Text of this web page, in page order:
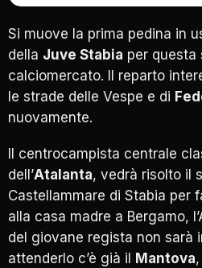
Si muove la prima pedina in
della Juve Stabia per questa
calciomercato. Il reparto
le strade delle Vespe e di
nuovamente.
Il centrocampista centrale
dell’Atalanta, vedrà risolto il
Castellammare di Stabia per
alla casa madre a Bergamo,
del giovane regista non sarà
attenderlo c’è già il
Mantova